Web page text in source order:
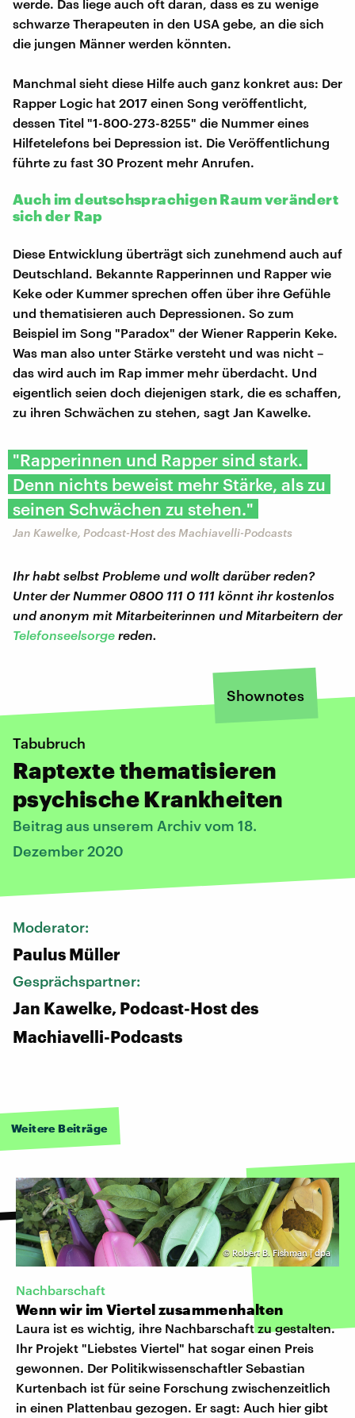
werde. Das liege auch oft daran, dass es zu wenige
schwarze Therapeuten in den USA gebe, an die sich
die jungen Männer werden könnten.
Manchmal sieht diese Hilfe auch ganz konkret aus: Der
Rapper Logic hat 2017 einen Song veröffentlicht,
dessen Titel "1-800-273-8255" die Nummer eines
Hilfetelefons bei Depression ist. Die Veröffentlichung
führte zu fast 30 Prozent mehr Anrufen.
Auch im deutschsprachigen Raum verändert
sich der Rap
Diese Entwicklung überträgt sich zunehmend auch auf
Deutschland. Bekannte Rapperinnen und Rapper wie
Keke oder Kummer sprechen offen über ihre Gefühle
und thematisieren auch Depressionen. So zum
Beispiel im Song "Paradox" der Wiener Rapperin Keke.
Was man also unter Stärke versteht und was nicht –
das wird auch im Rap immer mehr überdacht. Und
eigentlich seien doch diejenigen stark, die es schaffen,
zu ihren Schwächen zu stehen, sagt Jan Kawelke.
"Rapperinnen und Rapper sind stark.
Denn nichts beweist mehr Stärke, als zu
seinen Schwächen zu stehen."
Jan Kawelke, Podcast-Host des Machiavelli-Podcasts
Ihr habt selbst Probleme und wollt darüber reden?
Unter der Nummer 0800 111 0 111 könnt ihr kostenlos
und anonym mit Mitarbeiterinnen und Mitarbeitern der
Telefonseelsorge reden.
Shownotes
Tabubruch
Raptexte thematisieren
psychische Krankheiten
Beitrag aus unserem Archiv vom 18.
Dezember 2020
Moderator:
Paulus Müller
Gesprächspartner:
Jan Kawelke, Podcast-Host des
Machiavelli-Podcasts
Weitere Beiträge
© Robert B. Fishman | dpa
Nachbarschaft
Wenn wir im Viertel zusammenhalten
Laura ist es wichtig, ihre Nachbarschaft zu gestalten.
Ihr Projekt "Liebstes Viertel" hat sogar einen Preis
gewonnen. Der Politikwissenschaftler Sebastian
Kurtenbach ist für seine Forschung zwischenzeitlich
in einen Plattenbau gezogen. Er sagt: Auch hier gibt